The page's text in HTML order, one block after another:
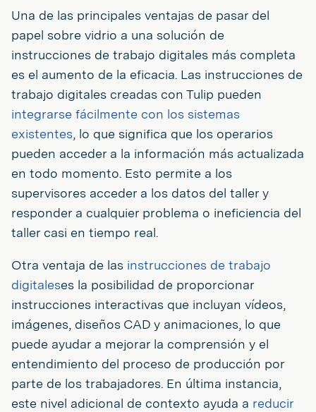
Una de las principales ventajas de pasar del
papel sobre vidrio a una solución de
instrucciones de trabajo digitales más completa
es el aumento de la eficacia. Las instrucciones de
trabajo digitales creadas con Tulip pueden
integrarse fácilmente con los sistemas
existentes, lo que significa que los operarios
pueden acceder a la información más actualizada
en todo momento. Esto permite a los
supervisores acceder a los datos del taller y
responder a cualquier problema o ineficiencia del
taller casi en tiempo real.
Otra ventaja de las instrucciones de trabajo
digitaleses la posibilidad de proporcionar
instrucciones interactivas que incluyan vídeos,
imágenes, diseños CAD y animaciones, lo que
puede ayudar a mejorar la comprensión y el
entendimiento del proceso de producción por
parte de los trabajadores. En última instancia,
este nivel adicional de contexto ayuda a reducir